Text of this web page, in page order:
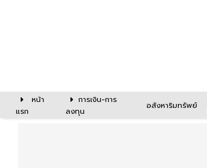
หน้า
แรก
การเงิน-การ
ลงทุน
อสังหาริมทรัพย์